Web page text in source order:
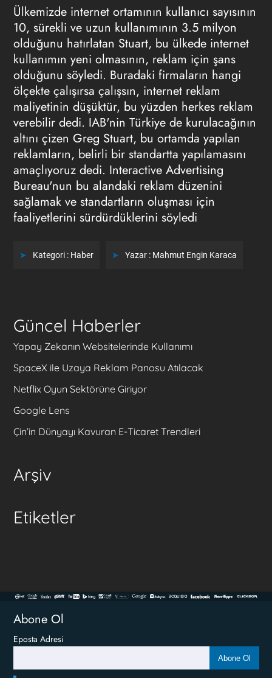
Ülkemizde internet ortamının kullanıcı sayısının
10, sürekli ve uzun kullanımının 3.5 milyon
olduğunu hatırlatan Stuart, bu ülkede internet
kullanımın yeni olmasının, reklam için şans
olduğunu söyledi. Buradaki firmaların hangi
ölçekte çalışırsa çalışsın, internet reklam
maliyetinin düşüktür, bu yüzden herkes reklam
verebilir dedi. IAB'nin Türkiye de kurulacağının
altını çizen Greg Stuart, bu ortamda yapılan
reklamların, belirli bir standartta yapılamasını
amaçlıyoruz dedi. Interactive Advertising
Bureau'nun bu alandaki reklam düzenini
sağlamak ve standartların oluşması için
faaliyetlerini sürdürdüklerini söyledi
Kategori : Haber Yazar : Mahmut Engin Karaca
Güncel Haberler
Yapay Zekanın Websitelerinde Kullanımı
SpaceX ile Uzaya Reklam Panosu Atılacak
Netflix Oyun Sektörüne Giriyor
Google Lens
Çin’in Dünyayı Kavuran E-Ticaret Trendleri
Arşiv
Etiketler
Abone Ol
Eposta Adresi
Abone Ol